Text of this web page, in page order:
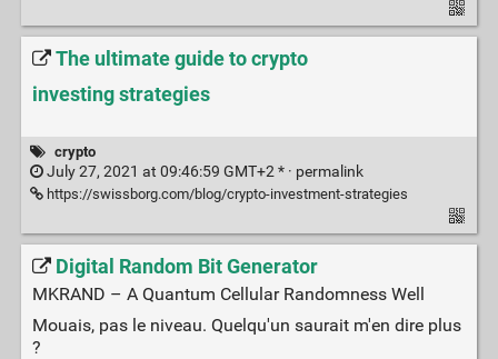
The ultimate guide to crypto
investing strategies
crypto
July 27, 2021 at 09:46:59 GMT+2 * · permalink
https://swissborg.com/blog/crypto-investment-strategies
Digital Random Bit Generator
MKRAND – A Quantum Cellular Randomness Well
Mouais, pas le niveau. Quelqu'un saurait m'en dire plus
?